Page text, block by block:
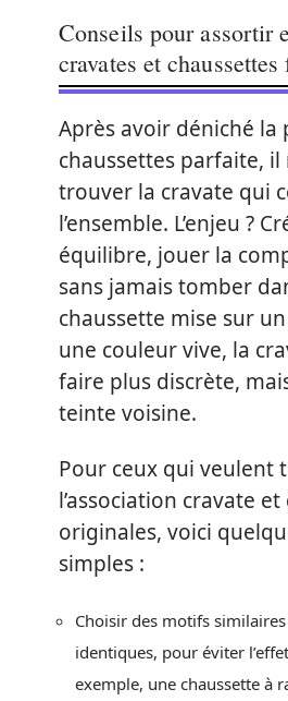
Conseils pour assortir
cravates et
Après avoir déniché la
chaussettes parfaite, il
trouver la cravate qui
l’ensemble. L’enjeu ?
équilibre, jouer la
sans jamais tomber
chaussette mise sur
une couleur vive, la
faire plus discrète,
teinte voisine.
Pour ceux qui veulent
l’association cravate
originales, voici
simples :
Choisir des motifs
identiques, pour éviter
exemple, une chaussette à